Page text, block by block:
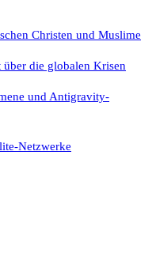
Christen und Muslime
die globalen Krisen
und Antigravity-
Netzwerke